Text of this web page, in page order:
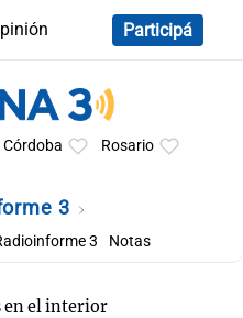
Participá
Córdoba Rosario
3
3 Notas
en el interior